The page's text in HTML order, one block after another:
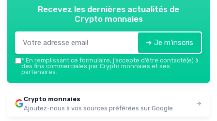
Recevez les dernières actualités de
Crypto monnaies
➔ Je m'inscris
* En remplissant ce formulaire, j’accepte d’être contacté(e) à
des fins commerciales par Crypto monnaies et ses
partenaires.
Crypto monnaies
Ajoutez-nous à vos sources préférées sur Google